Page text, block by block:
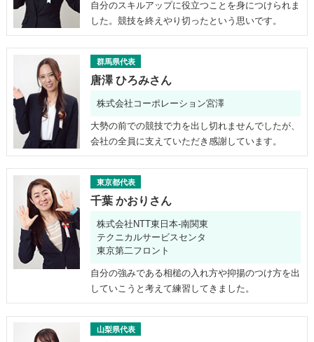
自分のスキルアップに役立つことを身につけられま
した。競技を終えやり切ったという思いです。
群馬県代表
唐澤 ひろみさん
株式会社コーポレーション宮澤
大勢の前での競技で力を出し切れませんでしたが、
会社の全員に支えていただき感謝しています。
東京都代表
千葉 かおりさん
株式会社NTT東日本-南関東
テクニカルサービスセンタ
東京第二フロント
自分の強みである相槌の入れ方や抑揚のつけ方を出
していこうと考えて練習してきました。
山梨県代表